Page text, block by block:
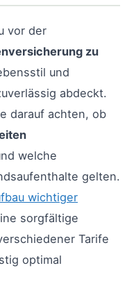
vor der
zu
und
abdeckt.
darauf achten, ob
welche
gelten.
wichtiger
sorgfältige
Tarife
optimal